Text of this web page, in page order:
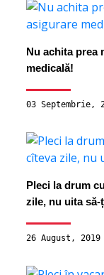
Nu achita prea
medicală!
03 Septembrie,
Pleci la drum
zile, nu uita
26 August, 2019